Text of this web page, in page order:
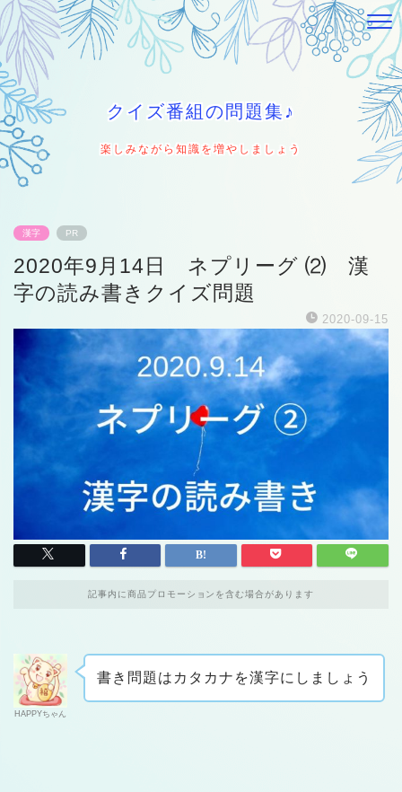
クイズ番組の問題集♪
楽しみながら知識を増やしましょう
漢字 PR
2020年9月14日 ネプリーグ ⑵ 漢
字の読み書きクイズ問題
2020-09-15
記事内に商品プロモーションを含む場合があります
HAPPYちゃん
書き問題はカタカナを漢字にしましょう